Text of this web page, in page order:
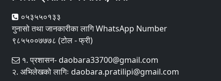
०५३५५०१३३
गुनासो तथा जानकारीका लागि WhatsApp Number
९८५५००७७७८ (टोल - फ्री)
१. प्रशासन- daobara33700@gmail.com
२. अभिलेखको लागिः daobara.pratilipi@gmail.com